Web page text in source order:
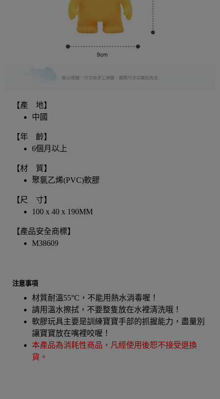
【產 地】
中國
【年 齡】
6個月以上
【材 質】
聚氯乙烯(PVC)軟膠
【尺 寸】
100 x 40 x 190MM
【產品安全商標】
M38609
注意事項
材質耐溫55°C，不能用熱水消毒喔！
請用溫水擦拭，不要整隻放在水裡清洗哦！
軟膠玩具主要是訓練寶寶手部的抓握能力，盡量別
讓寶寶放在嘴裡咬喔！
本產品為消耗性商品，凡經使用後恕不接受退換
貨。